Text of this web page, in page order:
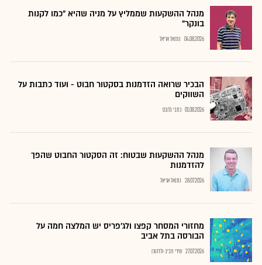
מנהל ההשקעות שממליץ על מניה שהיא "כמו לקנות
בונקר"
04.08.2026 נתנאל אריאל
הבכיר שרואה הזדמנות בסקטור חבוט - ועוד כתבות על
השווקים
01.08.2026 כתבי גלובס
מנהל ההשקעות שבטוח: זה הסקטור החבוט שהפך
להזדמנות
28.07.2026 נתנאל אריאל
מחזורי המסחר קפצו ולג'פריס יש המלצה חמה על
הבורסה בתל אביב
27.07.2026 שירי חביב-ולדהורן